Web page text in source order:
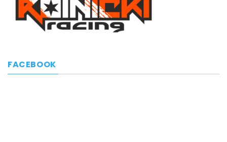
FACEBOOK